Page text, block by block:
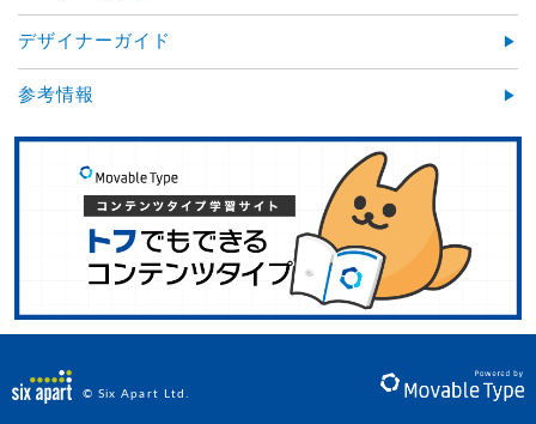
デザイナーガイド
参考情報
© Six Apart Ltd.